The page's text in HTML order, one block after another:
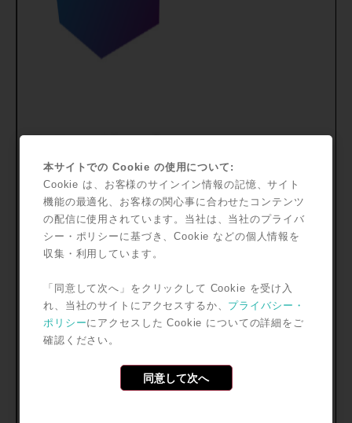
本サイトでの Cookie の使用について:
Cookie は、お客様のサインイン情報の記憶、サイト
機能の最適化、お客様の関心事に合わせたコンテンツ
の配信に使用されています。当社は、当社のプライバ
シー・ポリシーに基づき、Cookie などの個人情報を
収集・利用しています。
「同意して次へ」をクリックして Cookie を受け入
れ、当社のサイトにアクセスするか、 プライバシー・
ポリシーにアクセスした Cookie についての詳細をご
確認ください。
同意して次へ